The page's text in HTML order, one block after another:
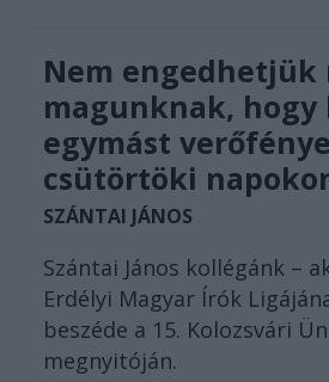
Nem engedhetjük
magunknak,
egymást
csütörtöki
SZÁNTAI JÁNOS
Szántai János kollégánk –
Erdélyi Magyar Írók
beszéde a 15. Kolozsvári
megnyitóján.